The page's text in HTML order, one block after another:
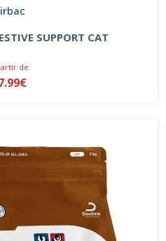
SUPPORT CAT
de